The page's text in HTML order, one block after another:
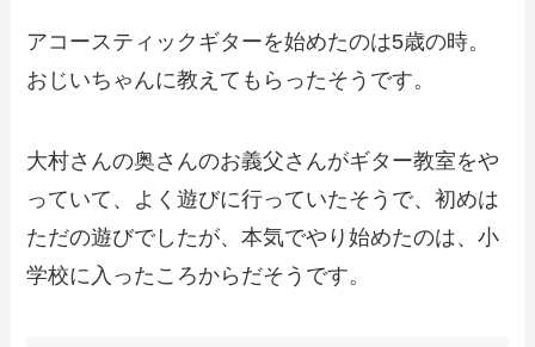
アコースティックギターを始めたのは5歳の時。
おじいちゃんに教えてもらったそうです。
大村さんの奥さんのお義父さんがギター教室をや
っていて、よく遊びに行っていたそうで、初めは
ただの遊びでしたが、本気でやり始めたのは、小
学校に入ったころからだそうです。